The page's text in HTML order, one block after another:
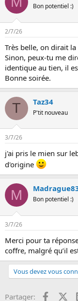
Bon potentiel :)
2/7/26
Très belle, on dirait
Sinon, peux-tu me
identique au tien, il
Bonne soirée.
T Taz34
P'tit nouveau
3/7/26
j'ai pris le mien sur
d'origine
M Bon potentiel :)
3/7/26
Merci pour ta
coffre, malgré qu’il
Vous devez vous
Partager: X